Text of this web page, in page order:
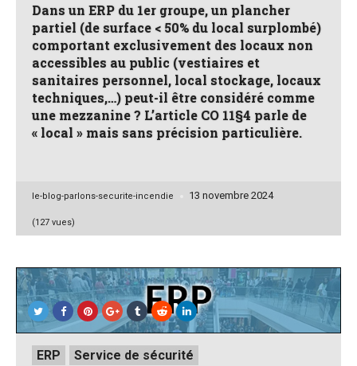
Dans un ERP du 1er groupe, un plancher
partiel (de surface < 50% du local surplombé)
comportant exclusivement des locaux non
accessibles au public (vestiaires et
sanitaires personnel, local stockage, locaux
techniques,…) peut-il être considéré comme
une mezzanine ? L’article CO 11§4 parle de
« local » mais sans précision particulière.
Posted
le-blog-parlons-securite-incendie 13 novembre 2024
(127 vues)
Posted
inERP Service de sécurité